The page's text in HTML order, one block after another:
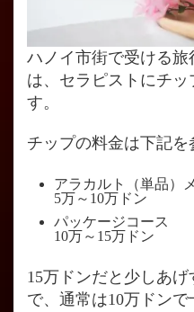
ハノイ市街で受ける
は、セラピストにチ
す。
チップの料金は下記を
アラカルト（単品）
5万～10万ドン
パッケージコース
10万～15万ドン
15万ドンだと少しあ
で、通常は10万ドン